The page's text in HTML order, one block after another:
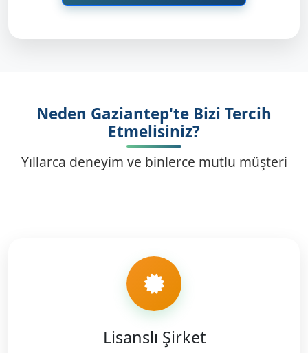
Neden Gaziantep'te Bizi Tercih
Etmelisiniz?
Yıllarca deneyim ve binlerce mutlu müşteri
Lisanslı Şirket